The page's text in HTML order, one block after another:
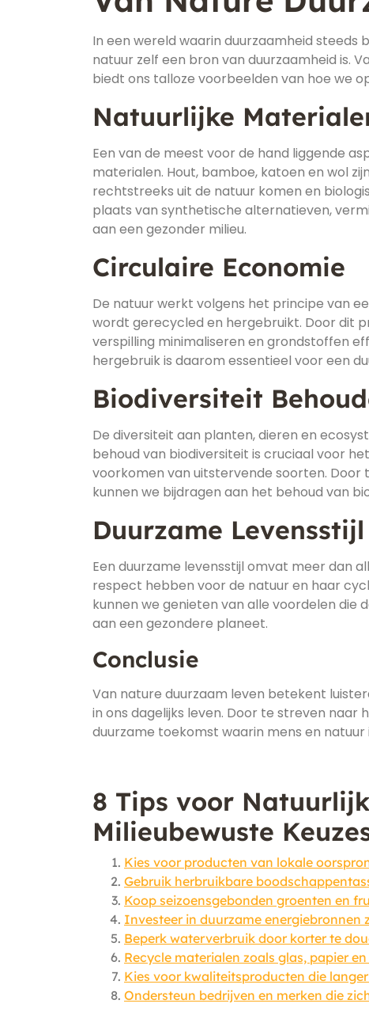
In een wereld waarin duurzaamheid
natuur zelf een bron van duurzaamheid is.
biedt ons talloze voorbeelden van hoe we
Natuurlijke
Een van de meest voor de hand liggende
materialen. Hout, bamboe, katoen en wol
rechtstreeks uit de natuur komen en
plaats van synthetische alternatieven,
aan een gezonder milieu.
Circulaire Economie
De natuur werkt volgens het principe van
wordt gerecycled en hergebruikt. Door dit
verspilling minimaliseren en grondstoffen
hergebruik is daarom essentieel voor een
Biodiversiteit
De diversiteit aan planten, dieren en
behoud van biodiversiteit is cruciaal voor
voorkomen van uitstervende soorten.
kunnen we bijdragen aan het behoud van
Duurzame Levensstijl
Een duurzame levensstijl omvat meer dan
respect hebben voor de natuur en haar
kunnen we genieten van alle voordelen die
aan een gezondere planeet.
Conclusie
Van nature duurzaam leven betekent
in ons dagelijks leven. Door te streven naar
duurzame toekomst waarin mens en natuur
8 Tips voor
Milieubewuste
Kies voor producten van lokale
Gebruik herbruikbare
Koop seizoensgebonden groenten en
Investeer in duurzame energiebronnen
Beperk waterverbruik door korter te
Recycle materialen zoals glas, papier
Kies voor kwaliteitsproducten die
Ondersteun bedrijven en merken die